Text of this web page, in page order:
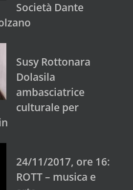
Società Dante
Susy Rottonara
Dolasila
ambasciatrice
culturale per
24/11/2017, ore 16:
ROTT – musica e